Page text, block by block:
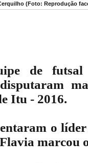
(Foto: Reprodução
de futsal
Itu - 2016.
o
marcou